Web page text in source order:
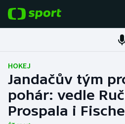
Fotbal
Hokej
Tenis
HOKEJ
Jandačův tým
pohár: vedle
Prospala i